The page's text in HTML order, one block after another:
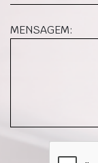
MENSAGEM: